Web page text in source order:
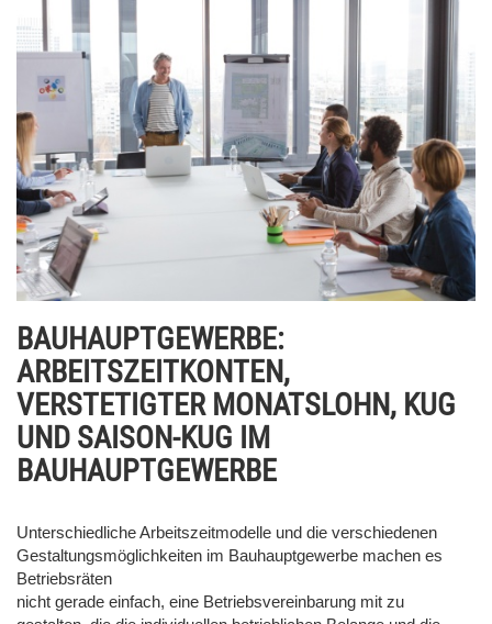
BAUHAUPTGEWERBE:
ARBEITSZEITKONTEN,
VERSTETIGTER MONATSLOHN, KUG
UND SAISON-KUG IM
BAUHAUPTGEWERBE
Unterschiedliche Arbeitszeitmodelle und die verschiedenen
Gestaltungsmöglichkeiten im Bauhauptgewerbe machen es
Betriebsräten
nicht gerade einfach, eine Betriebsvereinbarung mit zu